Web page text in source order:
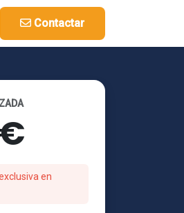
Contactar
en